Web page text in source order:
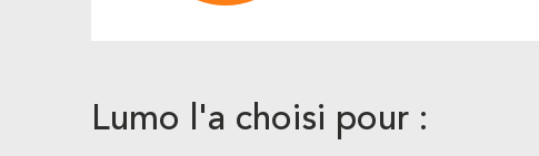
Lumo l'a choisi pour :